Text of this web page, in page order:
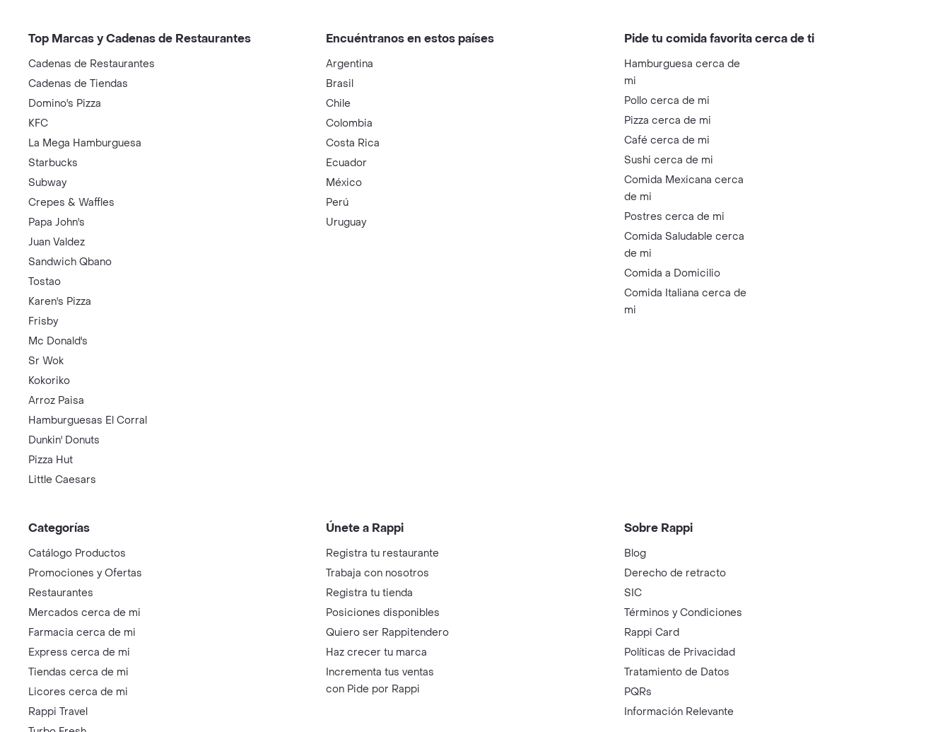
Top Marcas y Cadenas de Restaurantes
Cadenas de Restaurantes
Cadenas de Tiendas
Domino's Pizza
KFC
La Mega Hamburguesa
Starbucks
Subway
Crepes & Waffles
Papa John's
Juan Valdez
Sandwich Qbano
Tostao
Karen's Pizza
Frisby
Mc Donald's
Sr Wok
Kokoriko
Arroz Paisa
Hamburguesas El Corral
Dunkin' Donuts
Pizza Hut
Little Caesars
Encuéntranos en estos países
Argentina
Brasil
Chile
Colombia
Costa Rica
Ecuador
México
Perú
Uruguay
Pide tu comida favorita cerca de ti
Hamburguesa cerca de
mi
Pollo cerca de mi
Pizza cerca de mi
Café cerca de mi
Sushi cerca de mi
Comida Mexicana cerca
de mi
Postres cerca de mi
Comida Saludable cerca
de mi
Comida a Domicilio
Comida Italiana cerca de
mi
Categorías
Catálogo Productos
Promociones y Ofertas
Restaurantes
Mercados cerca de mi
Farmacia cerca de mi
Express cerca de mi
Tiendas cerca de mi
Licores cerca de mi
Rappi Travel
Únete a Rappi
Registra tu restaurante
Trabaja con nosotros
Registra tu tienda
Posiciones disponibles
Quiero ser Rappitendero
Haz crecer tu marca
Incrementa tus ventas
con Pide por Rappi
Sobre Rappi
Blog
Derecho de retracto
SIC
Términos y Condiciones
Rappi Card
Políticas de Privacidad
Tratamiento de Datos
PQRs
Información Relevante